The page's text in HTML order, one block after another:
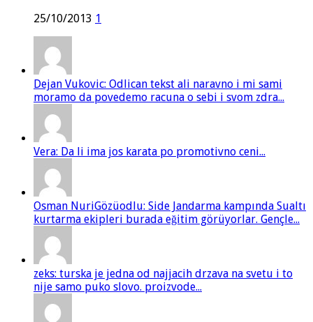
25/10/2013 1
Dejan Vukovic: Odlican tekst ali naravno i mi sami
moramo da povedemo racuna o sebi i svom zdra...
Vera: Da li ima jos karata po promotivno ceni...
Osman NuriGözüodlu: Side Jandarma kampında Sualtı
kurtarma ekipleri burada eğitim görüyorlar. Gençle...
zeks: turska je jedna od najjacih drzava na svetu i to
nije samo puko slovo. proizvode...